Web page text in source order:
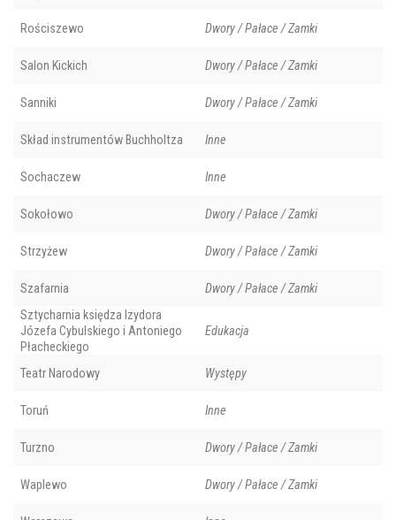
Rościszewo Dwory / Pałace / Zamki
Salon Kickich Dwory / Pałace / Zamki
Sanniki Dwory / Pałace / Zamki
Skład instrumentów Buchholtza Inne
Sochaczew Inne
Sokołowo Dwory / Pałace / Zamki
Strzyżew Dwory / Pałace / Zamki
Szafarnia
Dwory / Pałace / Zamki
Sztycharnia księdza Izydora
Józefa Cybulskiego i Antoniego
Płacheckiego
Edukacja
Teatr Narodowy Występy
Toruń Inne
Turzno Dwory / Pałace / Zamki
Waplewo Dwory / Pałace / Zamki